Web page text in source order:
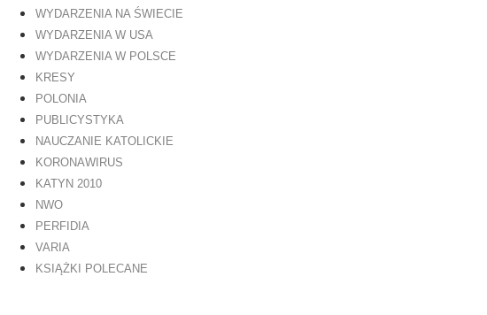
WYDARZENIA NA ŚWIECIE
WYDARZENIA W USA
WYDARZENIA W POLSCE
KRESY
POLONIA
PUBLICYSTYKA
NAUCZANIE KATOLICKIE
KORONAWIRUS
KATYN 2010
NWO
PERFIDIA
VARIA
KSIĄŻKI POLECANE